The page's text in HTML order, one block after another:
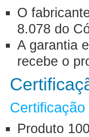
O
8.078 do
A garantia
recebe o
Produto